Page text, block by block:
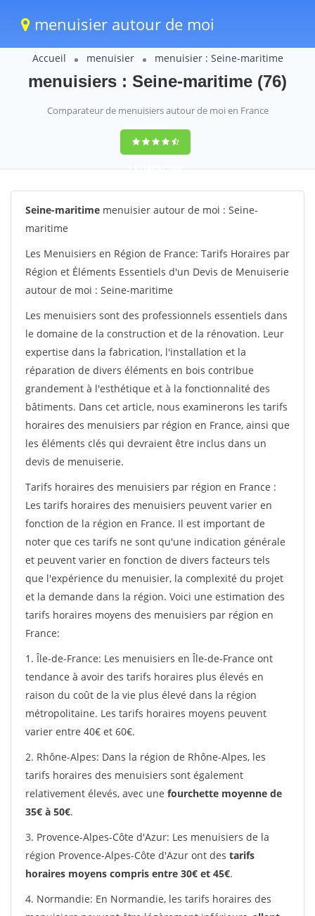
menuisier autour de moi
Accueil menuisier menuisier : Seine-maritime
menuisiers : Seine-maritime (76)
Comparateur de menuisiers autour de moi en France
9,6(100%)1388
votes
Seine-maritime menuisier autour de moi : Seine-
maritime
Les Menuisiers en Région de France: Tarifs Horaires par
Région et Éléments Essentiels d'un Devis de Menuiserie
autour de moi : Seine-maritime
Les menuisiers sont des professionnels essentiels dans
le domaine de la construction et de la rénovation. Leur
expertise dans la fabrication, l'installation et la
réparation de divers éléments en bois contribue
grandement à l'esthétique et à la fonctionnalité des
bâtiments. Dans cet article, nous examinerons les tarifs
horaires des menuisiers par région en France, ainsi que
les éléments clés qui devraient être inclus dans un
devis de menuiserie.
Tarifs horaires des menuisiers par région en France :
Les tarifs horaires des menuisiers peuvent varier en
fonction de la région en France. Il est important de
noter que ces tarifs ne sont qu'une indication générale
et peuvent varier en fonction de divers facteurs tels
que l'expérience du menuisier, la complexité du projet
et la demande dans la région. Voici une estimation des
tarifs horaires moyens des menuisiers par région en
France:
1. Île-de-France: Les menuisiers en Île-de-France ont
tendance à avoir des tarifs horaires plus élevés en
raison du coût de la vie plus élevé dans la région
métropolitaine. Les tarifs horaires moyens peuvent
varier entre 40€ et 60€.
2. Rhône-Alpes: Dans la région de Rhône-Alpes, les
tarifs horaires des menuisiers sont également
relativement élevés, avec une fourchette moyenne de
35€ à 50€.
3. Provence-Alpes-Côte d'Azur: Les menuisiers de la
région Provence-Alpes-Côte d'Azur ont des tarifs
horaires moyens compris entre 30€ et 45€.
4. Normandie: En Normandie, les tarifs horaires des